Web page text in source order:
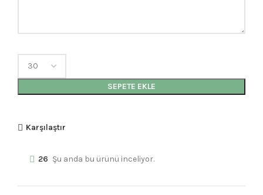
SEPETE EKLE
Karşılaştır
26 Şu anda bu ürünü inceliyor.